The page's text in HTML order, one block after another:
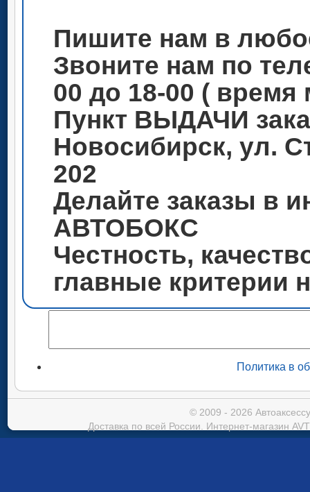
Пишите нам в
Звоните нам по
00 до 18-00 ( время
Пункт ВЫДАЧИ
Новосибирск, ул.
202
Делайте заказы в
АВТОБОКС
Честность,
главные критерии
Политика в
© 2009 - 2026
Доставка по всей России. Интернет-магазин